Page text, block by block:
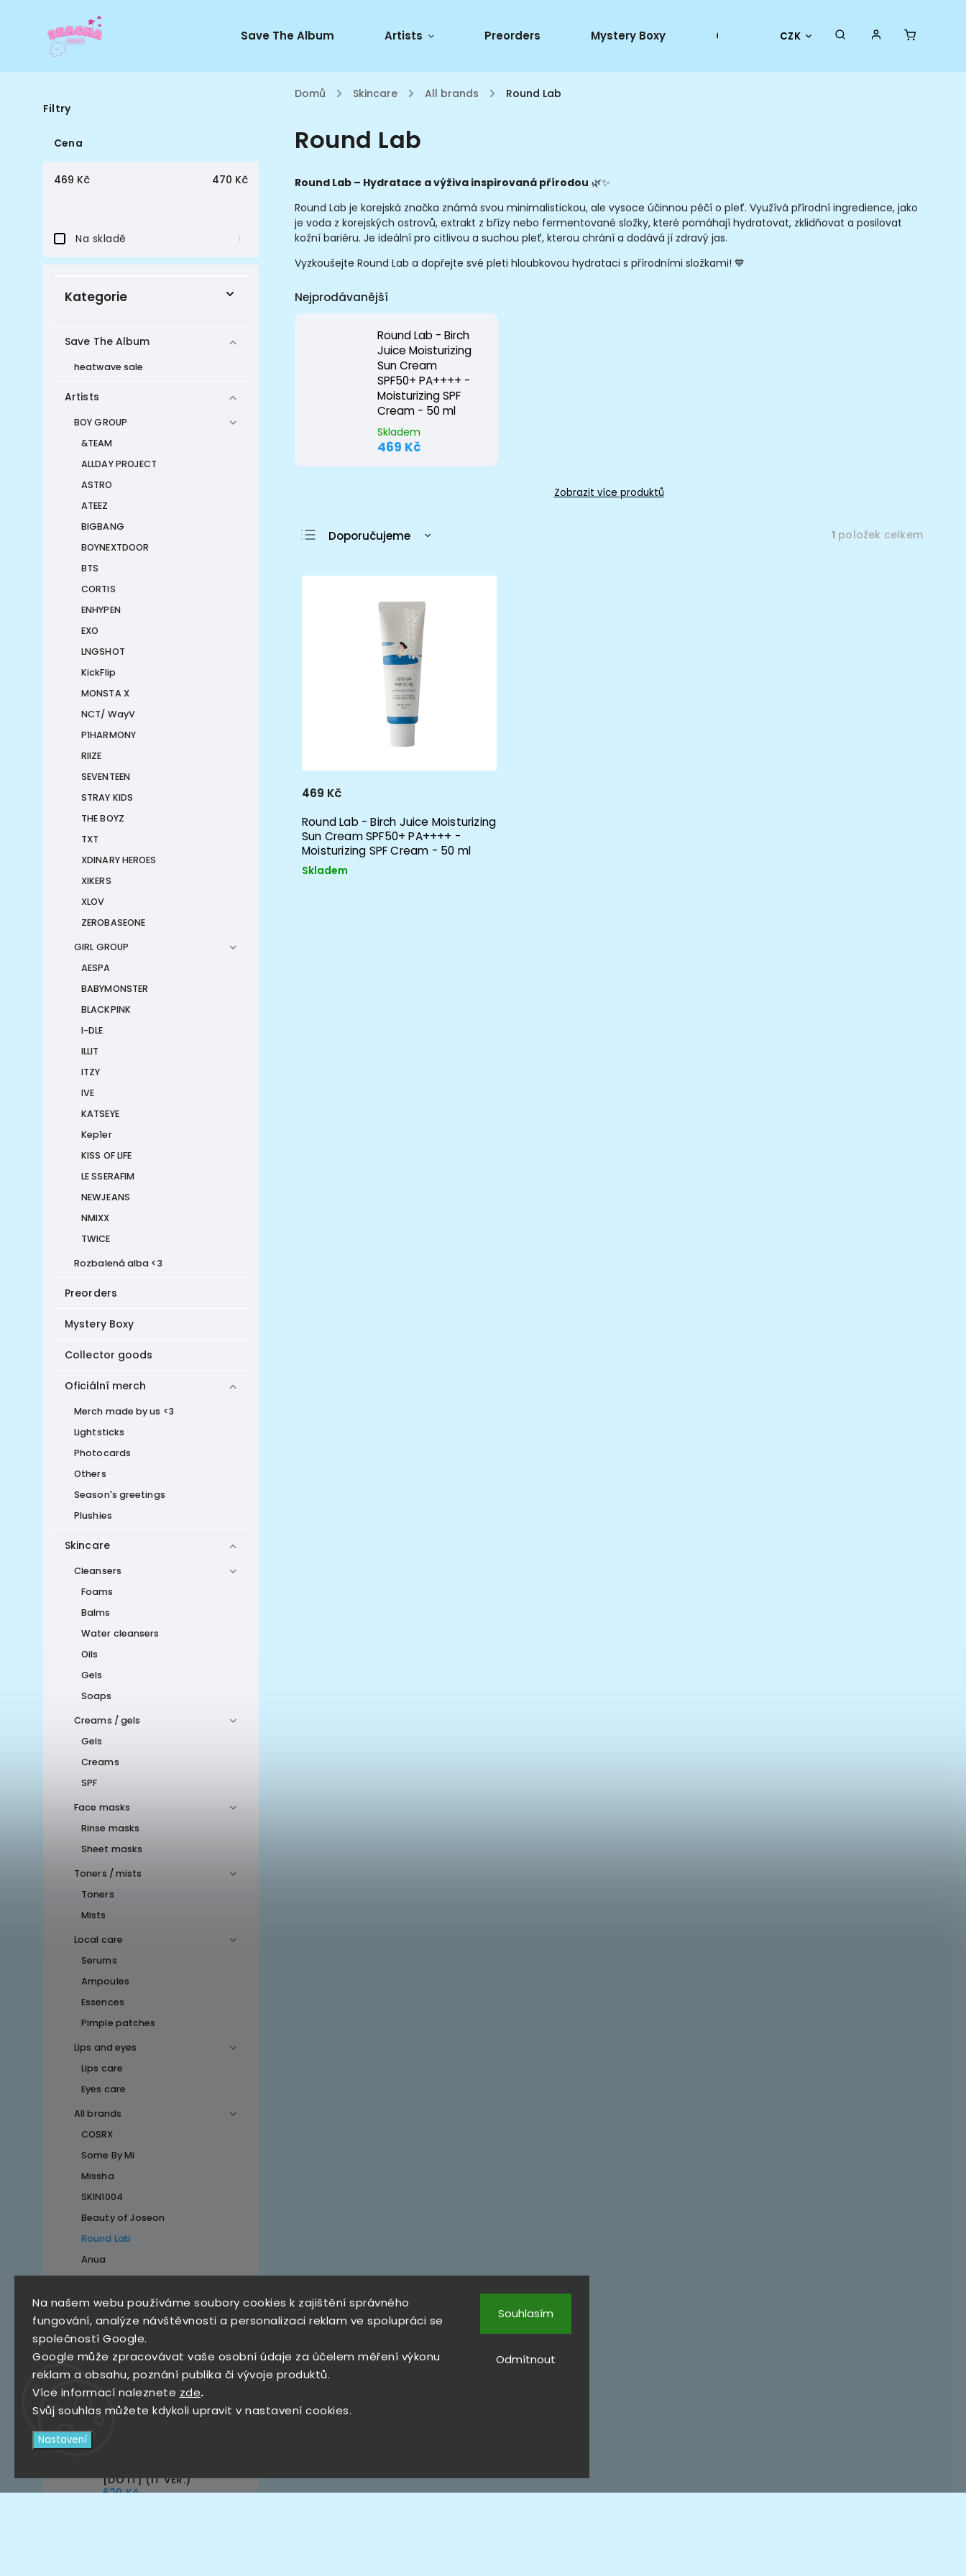
Na našem webu používáme soubory cookies k zajištění správného
fungování, analýze návštěvnosti a personalizaci reklam ve spolupráci se
společností Google.
Google může zpracovávat vaše osobní údaje za účelem měření výkonu
reklam a obsahu, poznání publika či vývoje produktů.
Více informací naleznete zde.
Svůj souhlas můžete kdykoli upravit v nastavení cookies.
Nastavení
Odmítnout
Souhlasím
CZK
Save The Album Artists Preorders Mystery Boxy Collector goods Oficiální merch
Domů / Skincare / All brands /
Round Lab
Filtry
Cena
469 Kč 470 Kč
Na skladě 1
Kategorie
Save The Album
heatwave sale
Artists
BOY GROUP
&TEAM
ALLDAY PROJECT
ASTRO
ATEEZ
BIGBANG
BOYNEXTDOOR
BTS
CORTIS
ENHYPEN
EXO
LNGSHOT
KickFlip
MONSTA X
NCT/ WayV
P1HARMONY
RIIZE
SEVENTEEN
STRAY KIDS
THE BOYZ
TXT
XDINARY HEROES
XIKERS
XLOV
ZEROBASEONE
GIRL GROUP
AESPA
BABYMONSTER
BLACKPINK
I-DLE
ILLIT
ITZY
IVE
KATSEYE
Kep1er
KISS OF LIFE
LE SSERAFIM
NEWJEANS
NMIXX
TWICE
Rozbalená alba <3
Preorders
Mystery Boxy
Collector goods
Oficiální merch
Merch made by us <3
Lightsticks
Photocards
Others
Season's greetings
Plushies
Skincare
Cleansers
Foams
Balms
Water cleansers
Oils
Gels
Soaps
Creams / gels
Gels
Creams
SPF
Face masks
Rinse masks
Sheet masks
Toners / mists
Toners
Mists
Local care
Serums
Ampoules
Essences
Pimple patches
Lips and eyes
Lips care
Eyes care
All brands
COSRX
Some By Mi
Missha
SKIN1004
Beauty of Joseon
Round Lab
Anua
Top 10 produktů
SKZ Mystery Box
790 Kč
Stray Kids – KARMA [The
4th Full Album ]
(CEREMONY VER.,
[DO IT] (IT VER.)
629 Kč
Round Lab
Round Lab – Hydratace a výživa inspirovaná přírodou 🌿✨
Round Lab je korejská značka známá svou minimalistickou, ale vysoce účinnou péčí o pleť. Využívá přírodní ingredience, jako
je voda z korejských ostrovů, extrakt z břízy nebo fermentované složky, které pomáhají hydratovat, zklidňovat a posilovat
kožní bariéru. Je ideální pro citlivou a suchou pleť, kterou chrání a dodává jí zdravý jas.
Vyzkoušejte Round Lab a dopřejte své pleti hloubkovou hydrataci s přírodními složkami! 💙
Nejprodávanější
Round Lab - Birch
Juice Moisturizing
Sun Cream
SPF50+ PA++++ -
Moisturizing SPF
Cream - 50 ml
Skladem
469 Kč
Zobrazit více produktů
Doporučujeme
Nejprodávanější
1 položek celkem
Round Lab - Birch Juice Moisturizing
Sun Cream SPF50+ PA++++ -
Moisturizing SPF Cream - 50 ml
Skladem
469 Kč